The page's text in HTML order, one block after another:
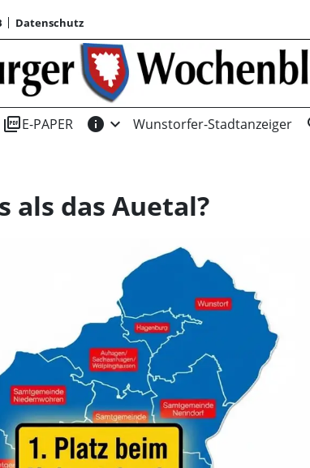
Datenschutz
picture_as_pdfE-PAPER info expand_more Wunstorfer-Stadtanzeiger
als das Auetal?